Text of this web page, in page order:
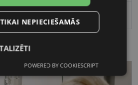
NEPIECIEŠAMĀS
Statistikas
sīkdatnes
POWERED BY COOKIESCRIPT